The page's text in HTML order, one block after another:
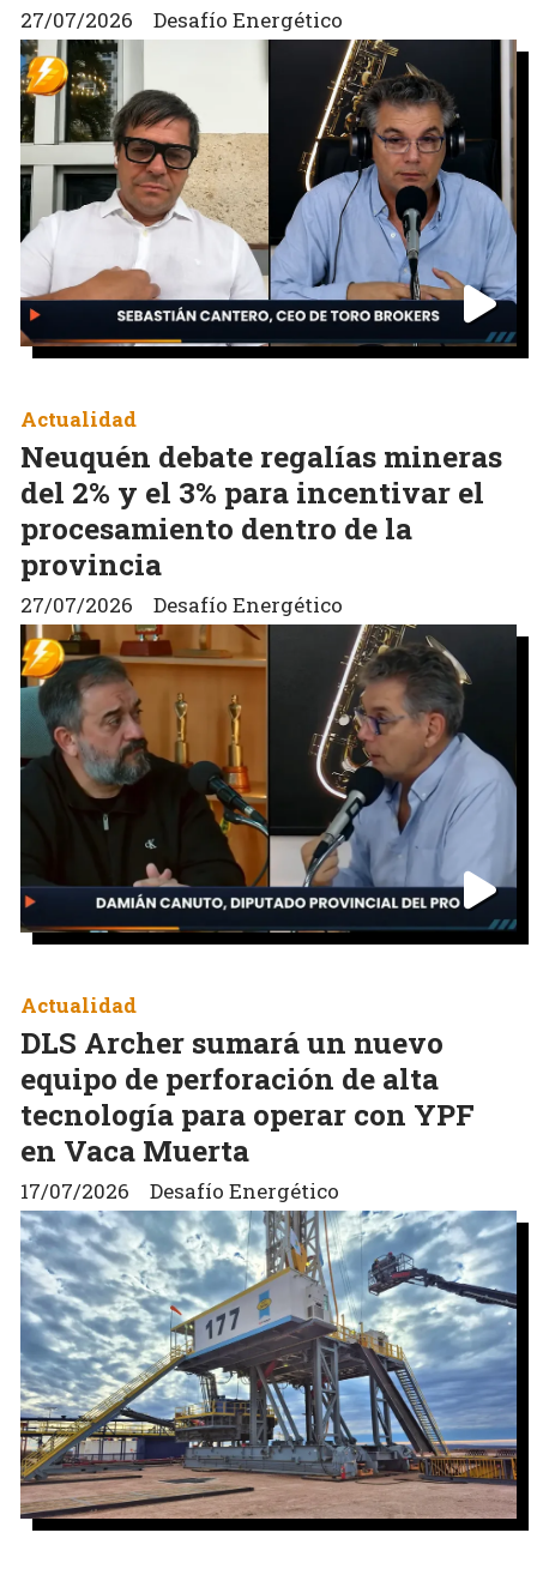
Desafío Energético
27/07/2026
Neuquén debate regalías mineras
del 2% y el 3% para incentivar el
procesamiento dentro de la
provincia
Desafío Energético
Actualidad
27/07/2026
DLS Archer sumará un nuevo
equipo de perforación de alta
tecnología para operar con YPF
en Vaca Muerta
Desafío Energético
Actualidad
17/07/2026